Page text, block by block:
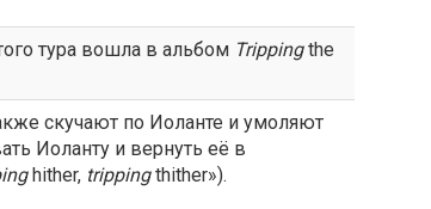
тура вошла в альбом Trippingthe
скучают по Иоланте и умоляют
Иоланту и вернуть её в
hither, trippingthither»).